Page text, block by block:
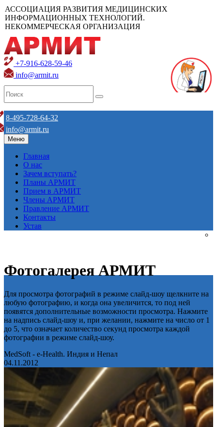
АССОЦИАЦИЯ РАЗВИТИЯ МЕДИЦИНСКИХ
ИНФОРМАЦИОННЫХ ТЕХНОЛОГИЙ.
НЕКОММЕРЧЕСКАЯ ОРГАНИЗАЦИЯ
+7-916-628-59-46
info@armit.ru
8-495-728-64-32
info@armit.ru
Меню
Главная
О нас
Зачем вступать?
Планы АРМИТ
Прием в АРМИТ
Члены АРМИТ
Правление АРМИТ
Контакты
Устав
Фотогалерея АРМИТ
Для просмотра фотографий в режиме слайд-шоу щелкните на
любую фотографию, и когда она увеличится, то под ней
появятся дополнительные возможности просмотра. Нажмите
на надпись слайд-шоу и, при желании, нажмите на число от 1
до 5, что означает количество секунд просмотра каждой
фотографии в режиме слайд-шоу.
MedSoft - e-Health. Индия и Непал
04.11.2012